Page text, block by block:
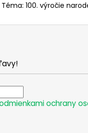
Téma: 100. výročie
ochrany